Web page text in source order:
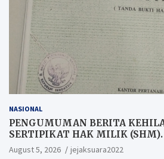
NASIONAL
PENGUMUMAN BERITA
SERTIPIKAT HAK MILIK (SHM).
August 5, 2026
jejaksuara2022